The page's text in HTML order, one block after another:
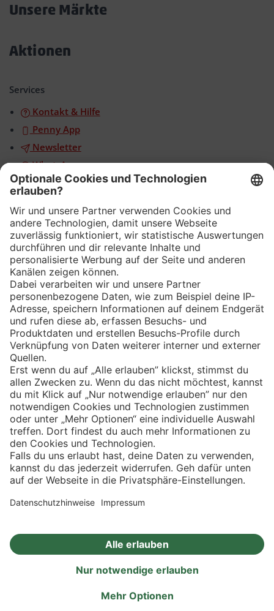
Aktionen Rezepte
Unsere Märkte
Aktionen
Services
Kontakt & Hilfe
Penny App
Newsletter
WhatsApp
App
Eishockey
Impressum
Privatsphäre-Einstellungen